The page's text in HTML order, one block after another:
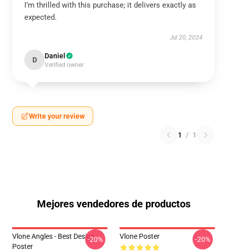
I’m thrilled with this purchase; it delivers exactly as
expected.
Jul 20, 2024
D Daniel
Verified owner
Write your review
1 / 1
Mejores vendedores de productos
Vlone Angles - Best Design
Poster
-20% Vlone Poster -20%